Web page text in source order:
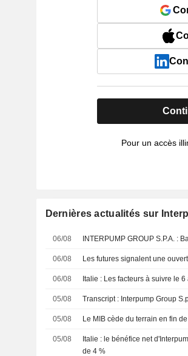
Pour un accès
Dernières actualités sur
06/08
06/08 Les futures signalent une
06/08 Italie : Les facteurs à suivre le 6
05/08 Transcript : Interpump Group
05/08 Le MIB cède du terrain en fin
05/08
Italie : le bénéfice net
de 4 %